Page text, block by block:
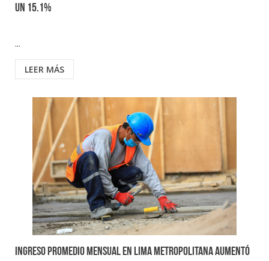
un 15.1%
...
LEER MÁS
Ingreso promedio mensual en Lima Metropolitana aumentó